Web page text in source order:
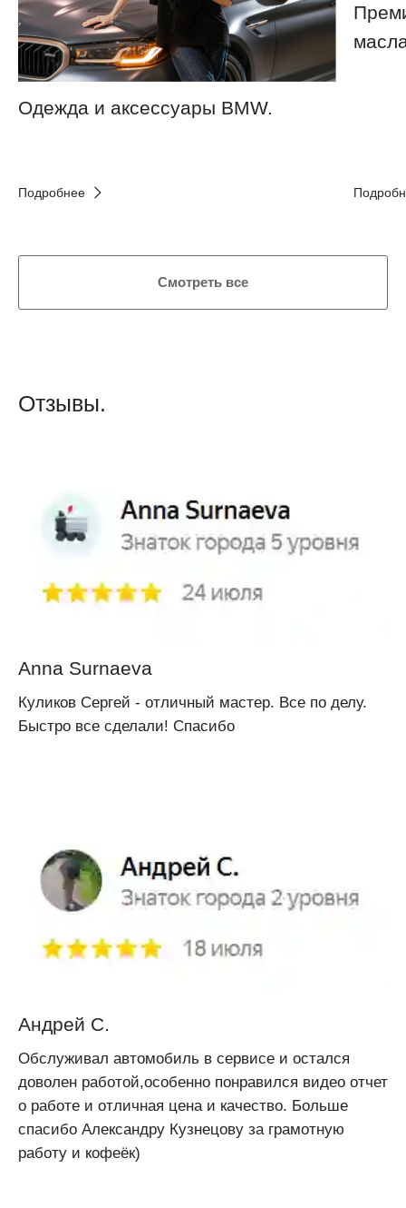
Одежда и аксессуары BMW.
Подробнее
Смотреть все
Отзывы.
Anna Surnaeva
Куликов Сергей - отличный мастер. Все по делу.
Быстро все сделали! Спасибо
Андрей С.
Обслуживал автомобиль в сервисе и остался
доволен работой,особенно понравился видео отчет
о работе и отличная цена и качество. Больше
спасибо Александру Кузнецову за грамотную
работу и кофеёк)